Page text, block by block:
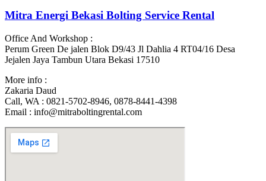
Mitra Energi Bekasi Bolting Service Rental
Office And Workshop :
Perum Green De jalen Blok D9/43 Jl Dahlia 4 RT04/16 Desa
Jejalen Jaya Tambun Utara Bekasi 17510
More info :
Zakaria Daud
Call, WA : 0821-5702-8946, 0878-8441-4398
Email : info@mitraboltingrental.com